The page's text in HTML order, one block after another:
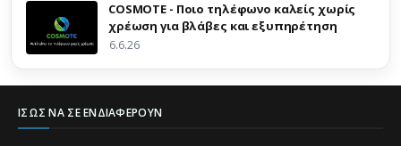
COSMOTE - Ποιο τηλέφωνο καλείς χωρίς
χρέωση για βλάβες και εξυπηρέτηση
6.6.26
ΊΣΩΣ ΝΑ ΣΕ ΕΝΔΙΑΦΈΡΟΥΝ